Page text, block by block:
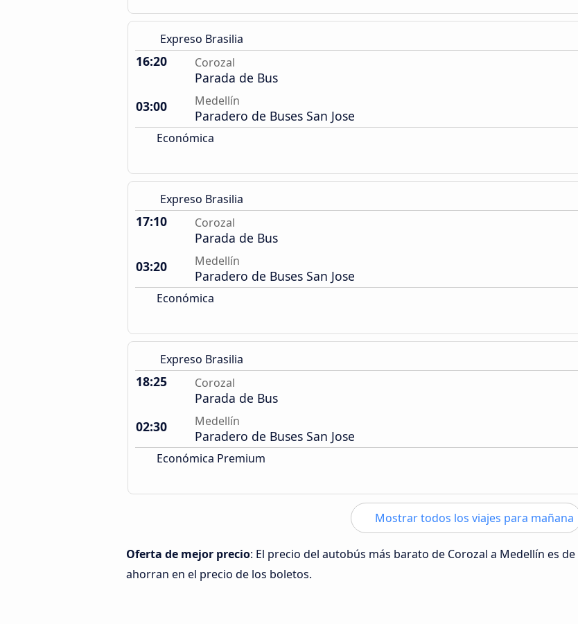
Expreso Brasilia
16:20 Corozal
Parada de Bus
03:00
Medellín
Paradero de Buses San Jose
Económica
Expreso Brasilia
17:10 Corozal
Parada de Bus
03:20
Medellín
Paradero de Buses San Jose
Económica
Expreso Brasilia
18:25 Corozal
Parada de Bus
02:30
Medellín
Paradero de Buses San Jose
Económica Premium
Mostrar todos los viajes para mañana
Oferta de mejor precio: El precio del autobús más barato de Corozal a Medellín es de
ahorran en el precio de los boletos.